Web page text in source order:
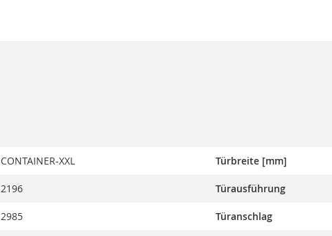
CONTAINER-XXL
2196
2985
Türbreite [mm]
Türausführung
Türanschlag